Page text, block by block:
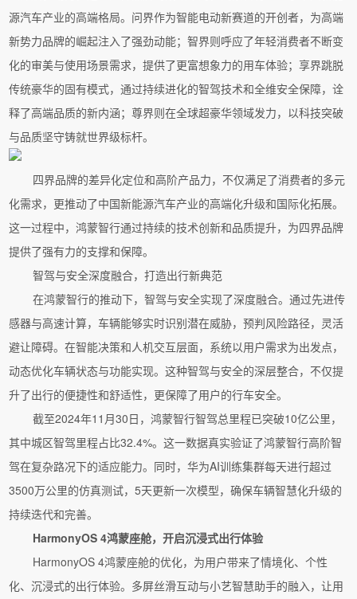
源汽车产业的高端格局。问界作为智能电动新赛道的开创者，为高端
新势力品牌的崛起注入了强劲动能；智界则呼应了年轻消费者不断变
化的审美与使用场景需求，提供了更富想象力的用车体验；享界跳脱
传统豪华的固有模式，通过持续进化的智驾技术和全维安全保障，诠
释了高端品质的新内涵；尊界则在全球超豪华领域发力，以科技突破
与品质坚守铸就世界级标杆。
四界品牌的差异化定位和高阶产品力，不仅满足了消费者的多元
化需求，更推动了中国新能源汽车产业的高端化升级和国际化拓展。
这一过程中，鸿蒙智行通过持续的技术创新和品质提升，为四界品牌
提供了强有力的支撑和保障。
智驾与安全深度融合，打造出行新典范
在鸿蒙智行的推动下，智驾与安全实现了深度融合。通过先进传
感器与高速计算，车辆能够实时识别潜在威胁，预判风险路径，灵活
避让障碍。在智能决策和人机交互层面，系统以用户需求为出发点，
动态优化车辆状态与功能实现。这种智驾与安全的深层整合，不仅提
升了出行的便捷性和舒适性，更保障了用户的行车安全。
截至2024年11月30日，鸿蒙智行智驾总里程已突破10亿公里，
其中城区智驾里程占比32.4%。这一数据真实验证了鸿蒙智行高阶智
驾在复杂路况下的适应能力。同时，华为AI训练集群每天进行超过
3500万公里的仿真测试，5天更新一次模型，确保车辆智慧化升级的
持续迭代和完善。
HarmonyOS 4鸿蒙座舱，开启沉浸式出行体验
HarmonyOS 4鸿蒙座舱的优化，为用户带来了情境化、个性
化、沉浸式的出行体验。多屏丝滑互动与小艺智慧助手的融入，让用